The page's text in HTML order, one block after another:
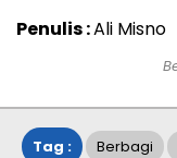
Penulis :Ali Misno
Tag : Berbagi